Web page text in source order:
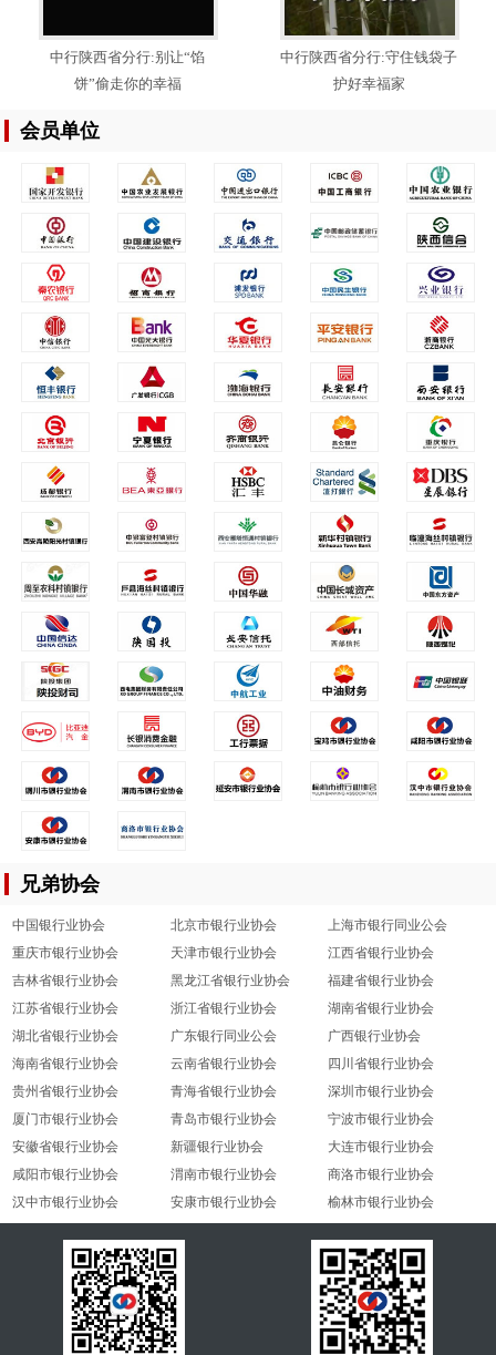
中行陕西省分行:别让“馅
饼”偷走你的幸福
中行陕西省分行:守住钱袋子
护好幸福家
会员单位
兄弟协会
中国银行业协会 北京市银行业协会
上海市银行同业公会
重庆市银行业协会
天津市银行业协会
江西省银行业协会
吉林省银行业协会
黑龙江省银行业协会
福建省银行业协会
江苏省银行业协会
浙江省银行业协会
湖南省银行业协会
湖北省银行业协会
广东银行同业公会
广西银行业协会
海南省银行业协会
云南省银行业协会
四川省银行业协会
贵州省银行业协会
青海省银行业协会
深圳市银行业协会
厦门市银行业协会
青岛市银行业协会
宁波市银行业协会
安徽省银行业协会
新疆银行业协会
大连市银行业协会
咸阳市银行业协会
渭南市银行业协会
商洛市银行业协会
汉中市银行业协会
安康市银行业协会 榆林市银行业协会